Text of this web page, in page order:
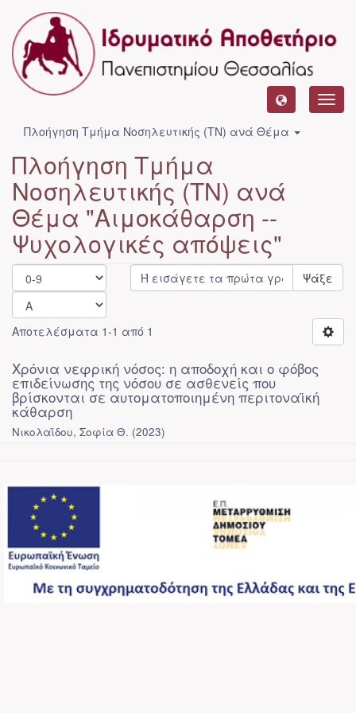
Πλοήγηση Τμήμα Νοσηλευτικής (ΤΝ) ανά Θέμα
Πλοήγηση Τμήμα
Νοσηλευτικής (ΤΝ) ανά
Θέμα "Αιμοκάθαρση --
Ψυχολογικές απόψεις"
Ψάξε
Αποτελέσματα 1-1 από 1
Χρόνια νεφρική νόσος: η αποδοχή και ο φόβος
επιδείνωσης της νόσου σε ασθενείς που
βρίσκονται σε αυτοματοποιημένη περιτοναϊκή
κάθαρση
Νικολαΐδου, Σοφία Θ. (2023)